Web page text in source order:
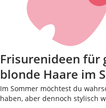
Frisurenideen für
blonde Haare im
Im Sommer möchtest du
haben, aber dennoch stylisch